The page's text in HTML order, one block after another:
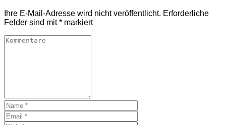
Ihre E-Mail-Adresse wird nicht veröffentlicht. Erforderliche
Felder sind mit* markiert